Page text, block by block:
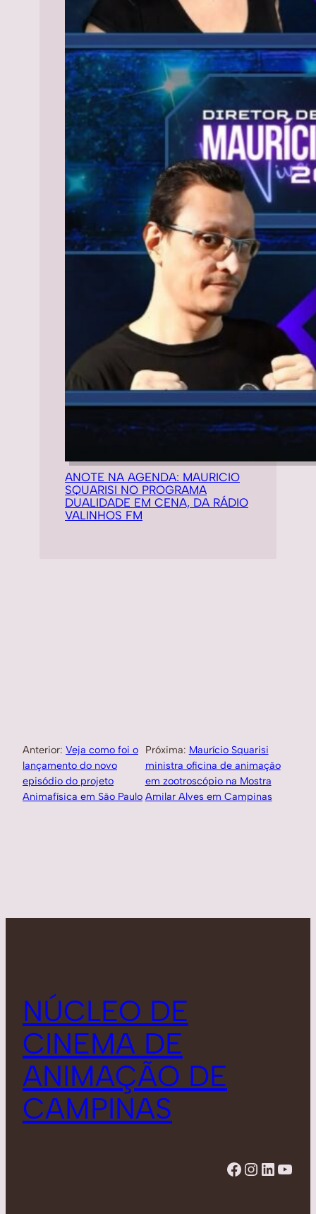
ANOTE NA AGENDA: MAURICIO
SQUARISI NO PROGRAMA
DUALIDADE EM CENA, DA RÁDIO
VALINHOS FM
Anterior: Veja como foi o
lançamento do novo
episódio do projeto
Animafísica em São Paulo
Próxima: Maurício Squarisi
ministra oficina de animação
em zootroscópio na Mostra
Amilar Alves em Campinas
NÚCLEO DE
CINEMA DE
ANIMAÇÃO DE
CAMPINAS
Facebook Instagram LinkedIn YouTube